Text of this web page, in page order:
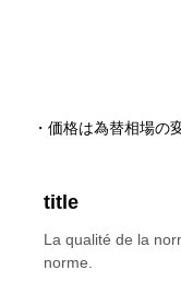
title
La qualité de la
norme.
・価格は為替相場